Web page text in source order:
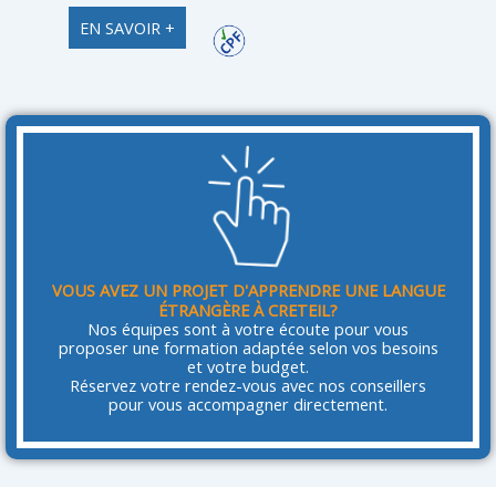
EN SAVOIR +
VOUS AVEZ UN PROJET D'APPRENDRE UNE LANGUE
ÉTRANGÈRE À CRETEIL?
Nos équipes sont à votre écoute pour vous
proposer une formation adaptée selon vos besoins
et votre budget.
Réservez votre rendez-vous avec nos conseillers
pour vous accompagner directement.